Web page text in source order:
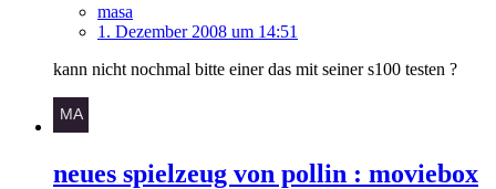
masa
1. Dezember 2008 um 14:51
kann nicht nochmal bitte einer das mit seiner s100 testen ?
neues spielzeug von pollin : moviebox